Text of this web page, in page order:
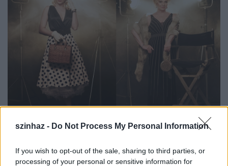
szinhaz - Do Not Process My Personal Information
If you wish to opt-out of the sale, sharing to third parties, or
processing of your personal or sensitive information for
hangulatfotóján (fotók: Sárosi Zoltán)